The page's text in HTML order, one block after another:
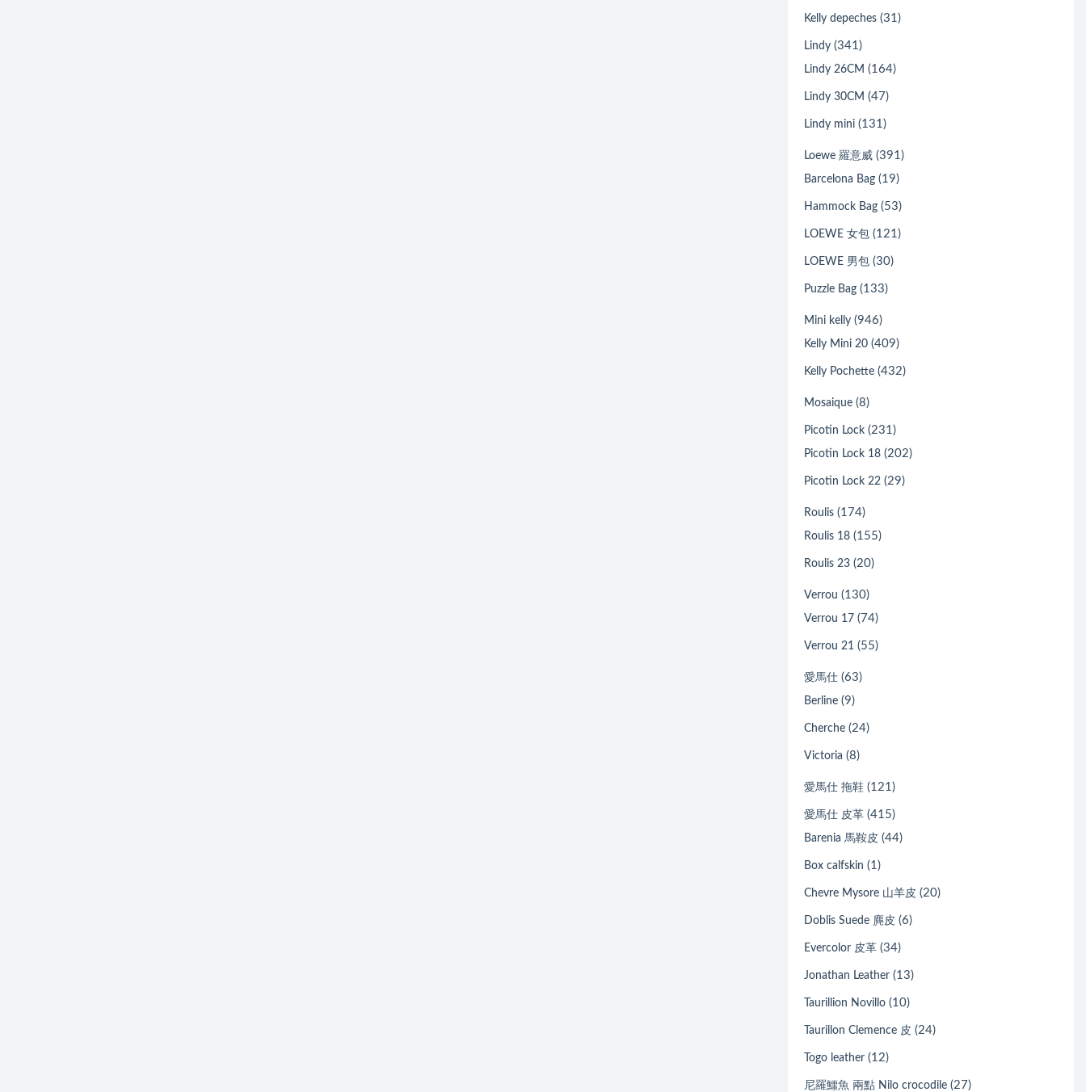
Kelly depeches (31)
Lindy (341)
Lindy 26CM (164)
Lindy 30CM (47)
Lindy mini (131)
Loewe 羅意威 (391)
Barcelona Bag (19)
Hammock Bag (53)
LOEWE 女包 (121)
LOEWE 男包 (30)
Puzzle Bag (133)
Mini kelly (946)
Kelly Mini 20 (409)
Kelly Pochette (432)
Mosaique (8)
Picotin Lock (231)
Picotin Lock 18 (202)
Picotin Lock 22 (29)
Roulis (174)
Roulis 18 (155)
Roulis 23 (20)
Verrou (130)
Verrou 17 (74)
Verrou 21 (55)
愛馬仕 (63)
Berline (9)
Cherche (24)
Victoria (8)
愛馬仕 拖鞋 (121)
愛馬仕 皮革 (415)
Barenia 馬鞍皮 (44)
Box calfskin (1)
Chevre Mysore 山羊皮 (20)
Doblis Suede 麂皮 (6)
Evercolor 皮革 (34)
Jonathan Leather (13)
Taurillion Novillo (10)
Taurillon Clemence 皮 (24)
Togo leather (12)
尼羅鱷魚 兩點 Nilo crocodile (27)